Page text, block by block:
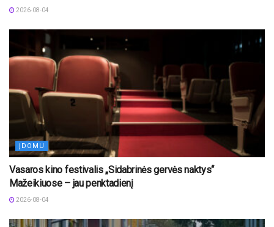
2026-08-04
ĮDOMU
Vasaros kino festivalis „Sidabrinės gervės naktys“
Mažeikiuose – jau penktadienį
2026-08-04